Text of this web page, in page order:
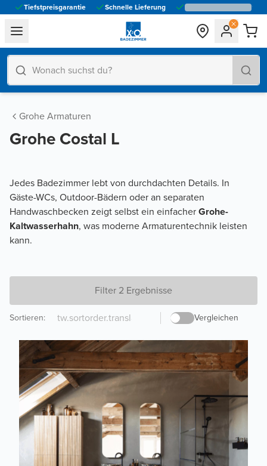
Tiefstpreisgarantie Schnelle Lieferung
general.navigation.toggle_menu.label
Grohe Armaturen
Grohe Costal L
Jedes Badezimmer lebt von durchdachten Details. In
Gäste-WCs, Outdoor-Bädern oder an separaten
Handwaschbecken zeigt selbst ein einfacherGrohe-
Kaltwasserhahn, was moderne Armaturentechnik leisten
kann.
Filter 2 Ergebnisse
Vergleichen
Sortieren: